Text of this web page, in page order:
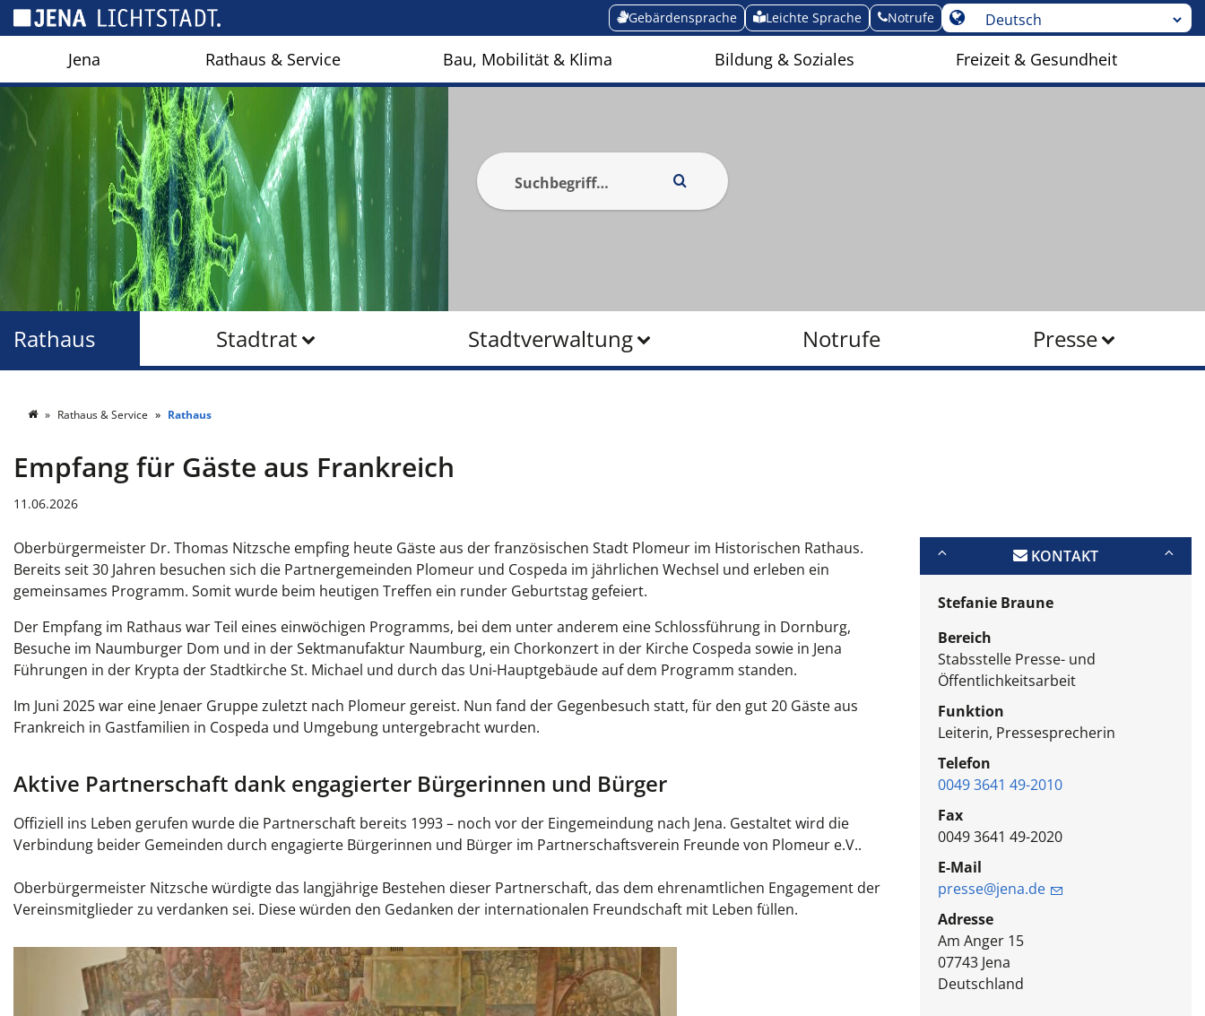
Gebärdensprache Leichte Sprache Notrufe
Jena Rathaus & Service Bau, Mobilität & Klima Bildung & Soziales Freizeit & Gesundheit
Stadtrat Stadtverwaltung Notrufe Presse
Rathaus
Rathaus & Service Rathaus
Empfang für Gäste aus Frankreich
11.06.2026
Oberbürgermeister Dr. Thomas Nitzsche empfing heute Gäste aus der französischen Stadt Plomeur im Historischen Rathaus.
Bereits seit 30 Jahren besuchen sich die Partnergemeinden Plomeur und Cospeda im jährlichen Wechsel und erleben ein
gemeinsames Programm. Somit wurde beim heutigen Treffen ein runder Geburtstag gefeiert.
Der Empfang im Rathaus war Teil eines einwöchigen Programms, bei dem unter anderem eine Schlossführung in Dornburg,
Besuche im Naumburger Dom und in der Sektmanufaktur Naumburg, ein Chorkonzert in der Kirche Cospeda sowie in Jena
Führungen in der Krypta der Stadtkirche St. Michael und durch das Uni-Hauptgebäude auf dem Programm standen.
Im Juni 2025 war eine Jenaer Gruppe zuletzt nach Plomeur gereist. Nun fand der Gegenbesuch statt, für den gut 20 Gäste aus
Frankreich in Gastfamilien in Cospeda und Umgebung untergebracht wurden.
Aktive Partnerschaft dank engagierter Bürgerinnen und Bürger
Offiziell ins Leben gerufen wurde die Partnerschaft bereits 1993 – noch vor der Eingemeindung nach Jena. Gestaltet wird die
Verbindung beider Gemeinden durch engagierte Bürgerinnen und Bürger im Partnerschaftsverein Freunde von Plomeur e.V..
Oberbürgermeister Nitzsche würdigte das langjährige Bestehen dieser Partnerschaft, das dem ehrenamtlichen Engagement der
Vereinsmitglieder zu verdanken sei. Diese würden den Gedanken der internationalen Freundschaft mit Leben füllen.
KONTAKT
Stefanie Braune
Bereich
Stabsstelle Presse- und
Öffentlichkeitsarbeit
Funktion
Leiterin, Pressesprecherin
Telefon
0049 3641 49-2010
Fax
0049 3641 49-2020
E-Mail
presse@jena.de
Adresse
Am Anger 15
07743 Jena
Deutschland
Cookie-Einstellungen